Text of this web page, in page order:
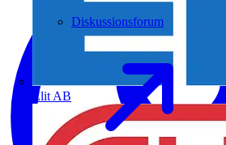
Elit AB
Diskussionsforum